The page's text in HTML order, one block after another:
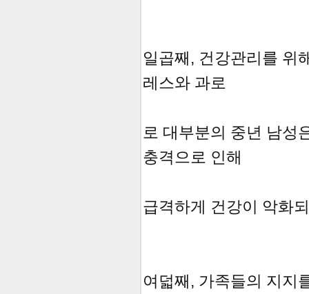
일곱째, 건강관리를 위
레스와 과로
로 대부분의 중년 남성
충격으로 인해
급격하게 건강이 악화
여덟째, 가족들의 지지